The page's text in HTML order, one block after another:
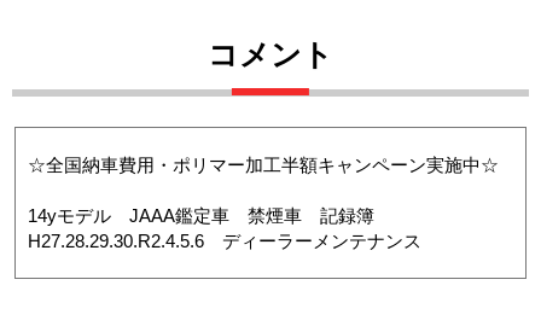
コメント
☆全国納車費用・ポリマー加工半額キャンペーン実施中☆
14yモデル JAAA鑑定車 禁煙車 記録簿
H27.28.29.30.R2.4.5.6 ディーラーメンテナンス